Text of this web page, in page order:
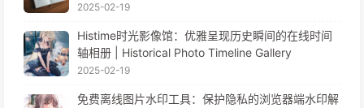
2025-02-19
Histime时光影像馆：优雅呈现历史瞬间的在线时间
轴相册 | Historical Photo Timeline Gallery
2025-02-19
免费离线图片水印工具：保护隐私的浏览器端水印解